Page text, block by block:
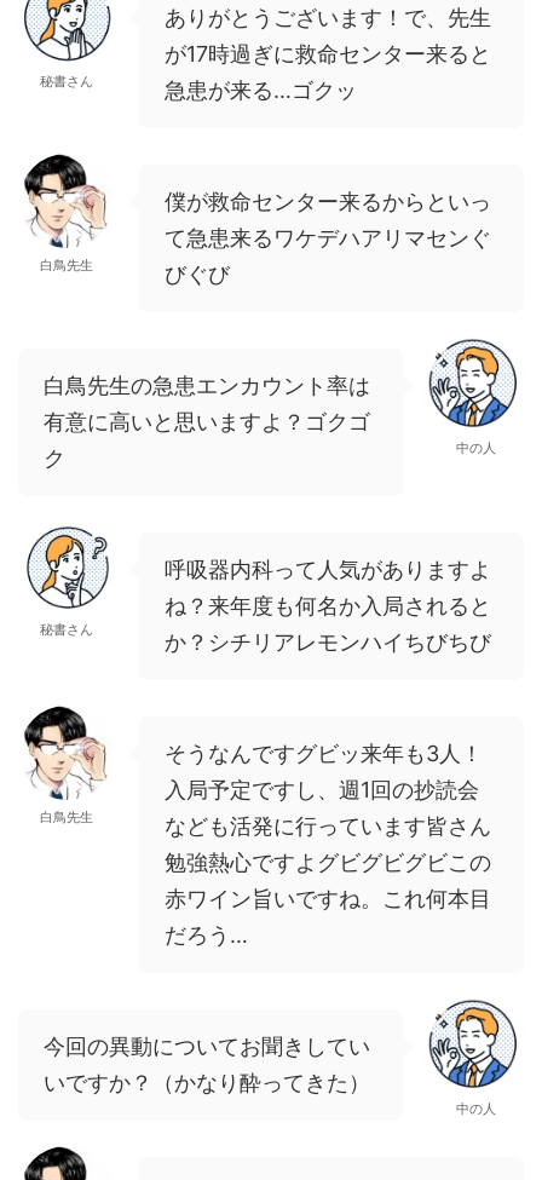
秘書さん
ありがとうございます！で、先生
が17時過ぎに救命センター来ると
急患が来る…ゴクッ
白鳥先生
僕が救命センター来るからといっ
て急患来るワケデハアリマセンぐ
びぐび
白鳥先生の急患エンカウント率は
有意に高いと思いますよ？ゴクゴ
ク
中の人
秘書さん
呼吸器内科って人気がありますよ
ね？来年度も何名か入局されると
か？シチリアレモンハイちびちび
白鳥先生
そうなんですグビッ来年も3人！
入局予定ですし、週1回の抄読会
なども活発に行っています皆さん
勉強熱心ですよグビグビグビこの
赤ワイン旨いですね。これ何本目
だろう…
今回の異動についてお聞きしてい
いですか？（かなり酔ってきた）
中の人